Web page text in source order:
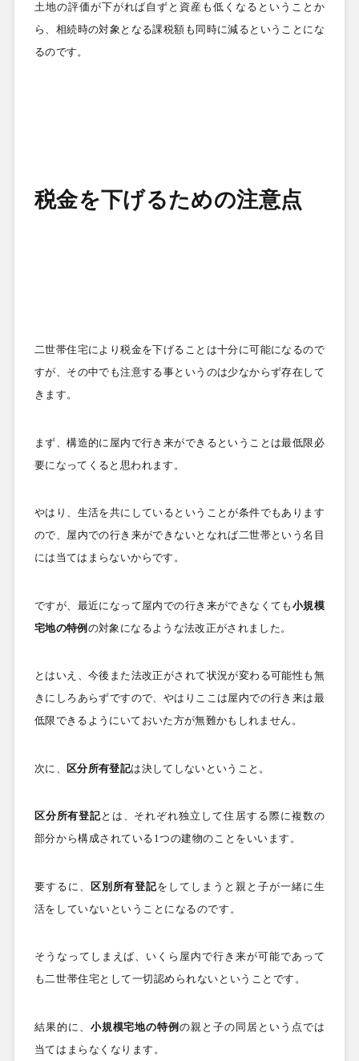
土地の評価が下がれば自ずと資産も低くなるということか
ら、相続時の対象となる課税額も同時に減るということにな
るのです。
税金を下げるための注意点
二世帯住宅により税金を下げることは十分に可能になるので
すが、その中でも注意する事というのは少なからず存在して
きます。
まず、構造的に屋内で行き来ができるということは最低限必
要になってくると思われます。
やはり、生活を共にしているということが条件でもあります
ので、屋内での行き来ができないとなれば二世帯という名目
には当てはまらないからです。
ですが、最近になって屋内での行き来ができなくても 小規模
宅地の特例の対象になるような法改正がされました。
とはいえ、今後また法改正がされて状況が変わる可能性も無
きにしろあらずですので、やはりここは屋内での行き来は最
低限できるようにいておいた方が無難かもしれません。
次に、 区分所有登記は決してしないということ。
区分所有登記とは、 それぞれ独立して住居する際に複数の
部分から構成されている 1つの建物のことをいいます。
要するに、 区別所有登記をしてしまうと親と子が一緒に生
活をしていないということになるのです。
そうなってしまえば、いくら屋内で行き来が可能であって
も二世帯住宅として一切認められないということです。
結果的に、 小規模宅地の特例の親と子の同居という点では
当てはまらなくなります。